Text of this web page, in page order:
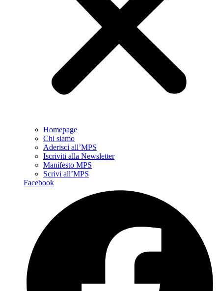
Homepage
Chi siamo
Aderisci all’MPS
Iscriviti alla Newsletter
Manifesto MPS
Scrivi all’MPS
Facebook